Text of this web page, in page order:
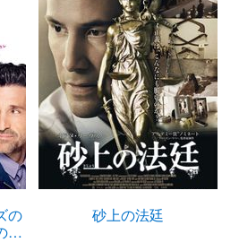
の
モ
砂上の法廷